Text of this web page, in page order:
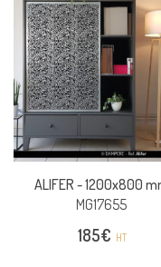
ALIFER -1200x800
MG17655
185€ HT